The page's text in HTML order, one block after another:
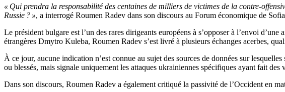
« Qui prendra la responsabilité des centaines de milliers de victimes de la contre-
Russie ? », a interrogé Roumen Radev dans son discours au Forum économique de
Le président bulgare est l’un des rares dirigeants européens à s’opposer à l’envoi
étrangères Dmytro Kuleba, Roumen Radev s’est livré à plusieurs échanges acerbes,
À ce jour, aucune indication n’est connue au sujet des sources de données sur
ou blessés, mais signale uniquement les attaques ukrainiennes spécifiques ayant fait
Dans son discours, Roumen Radev a également critiqué la passivité de l’Occident en